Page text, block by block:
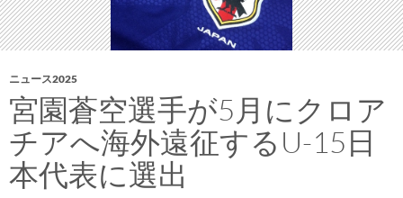
っ
し
ょ
ニュース2025
宮園蒼空選手が5月にクロア
チアへ海外遠征するU-15日
本代表に選出